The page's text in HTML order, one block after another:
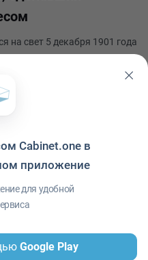
на свет 5 декабря 1901 года
эмигрантов. Как и его
денег на карандаши и
использования ·
Информационный центр"
Cabinet.one в
приложение
для удобной
Google Play